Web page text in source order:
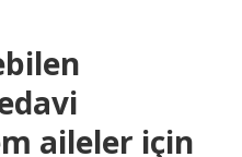
aileler için